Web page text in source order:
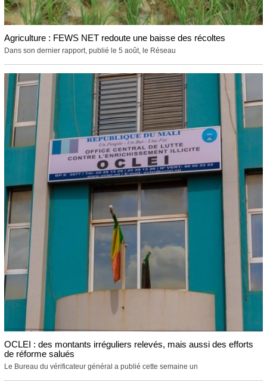
Agriculture : FEWS NET redoute une baisse des récoltes
Dans son dernier rapport, publié le 5 août, le Réseau
OCLEI : des montants irréguliers relevés, mais aussi des efforts
de réforme salués
Le Bureau du vérificateur général a publié cette semaine un